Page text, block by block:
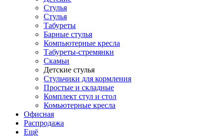
Стулья
Стулья
Табуреты
Барные стулья
Компьютерные кресла
Табуреты-стремянки
Скамьи
Детские стулья
Стульчики для кормления
Простые и складные
Комплект стул и стол
Комьютерные кресла
Офисная
Распродажа
Eщё